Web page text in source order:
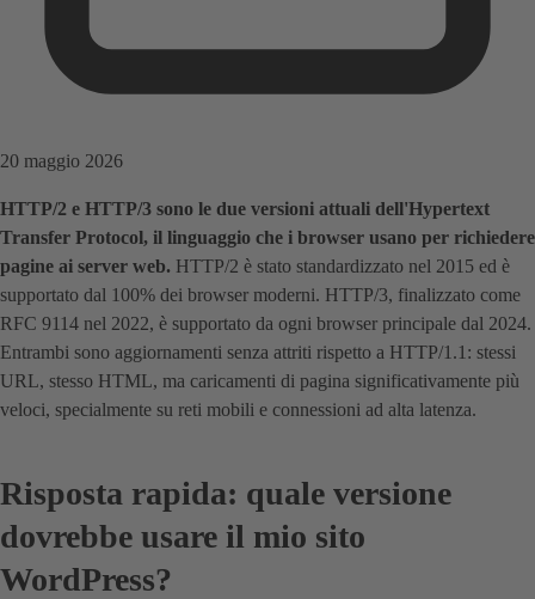
20 maggio 2026
HTTP/2 e HTTP/3 sono le due versioni attuali dell'Hypertext
Transfer Protocol, il linguaggio che i browser usano per richiedere
pagine ai server web. HTTP/2 è stato standardizzato nel 2015 ed è
supportato dal 100% dei browser moderni. HTTP/3, finalizzato come
RFC 9114 nel 2022, è supportato da ogni browser principale dal 2024.
Entrambi sono aggiornamenti senza attriti rispetto a HTTP/1.1: stessi
URL, stesso HTML, ma caricamenti di pagina significativamente più
veloci, specialmente su reti mobili e connessioni ad alta latenza.
Risposta rapida: quale versione
dovrebbe usare il mio sito
WordPress?